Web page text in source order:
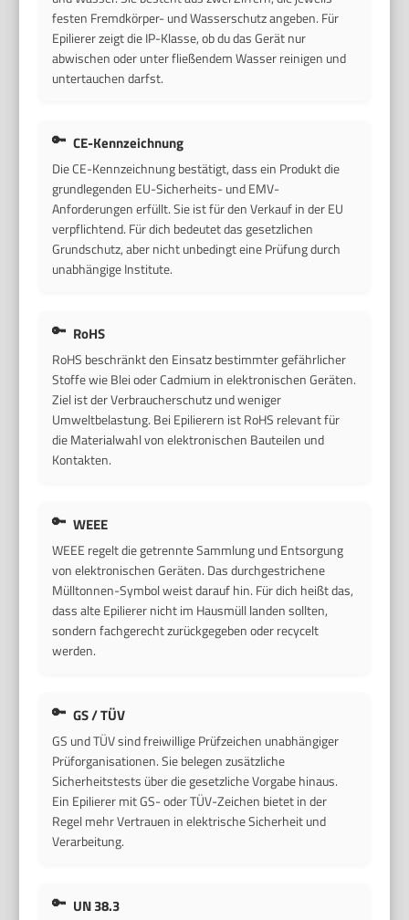
festen Fremdkörper- und Wasserschutz angeben. Für
Epilierer zeigt die IP-Klasse, ob du das Gerät nur
abwischen oder unter fließendem Wasser reinigen und
untertauchen darfst.
CE-Kennzeichnung
Die CE-Kennzeichnung bestätigt, dass ein Produkt die
grundlegenden EU-Sicherheits- und EMV-
Anforderungen erfüllt. Sie ist für den Verkauf in der EU
verpflichtend. Für dich bedeutet das gesetzlichen
Grundschutz, aber nicht unbedingt eine Prüfung durch
unabhängige Institute.
RoHS
RoHS beschränkt den Einsatz bestimmter gefährlicher
Stoffe wie Blei oder Cadmium in elektronischen Geräten.
Ziel ist der Verbraucherschutz und weniger
Umweltbelastung. Bei Epilierern ist RoHS relevant für
die Materialwahl von elektronischen Bauteilen und
Kontakten.
WEEE
WEEE regelt die getrennte Sammlung und Entsorgung
von elektronischen Geräten. Das durchgestrichene
Mülltonnen-Symbol weist darauf hin. Für dich heißt das,
dass alte Epilierer nicht im Hausmüll landen sollten,
sondern fachgerecht zurückgegeben oder recycelt
werden.
GS / TÜV
GS und TÜV sind freiwillige Prüfzeichen unabhängiger
Prüforganisationen. Sie belegen zusätzliche
Sicherheitstests über die gesetzliche Vorgabe hinaus.
Ein Epilierer mit GS- oder TÜV-Zeichen bietet in der
Regel mehr Vertrauen in elektrische Sicherheit und
Verarbeitung.
UN 38.3